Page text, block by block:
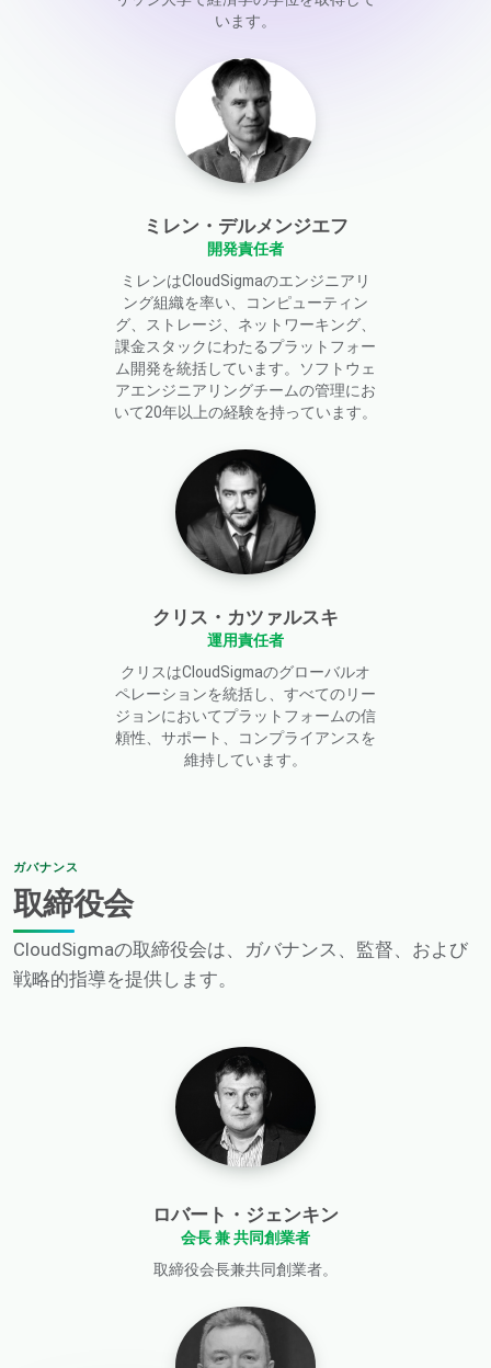
います。
ミレン・デルメンジエフ
開発責任者
ミレンはCloudSigmaのエンジニアリ
ング組織を率い、コンピューティン
グ、ストレージ、ネットワーキング、
課金スタックにわたるプラットフォー
ム開発を統括しています。ソフトウェ
アエンジニアリングチームの管理にお
いて20年以上の経験を持っています。
クリス・カツァルスキ
運用責任者
クリスはCloudSigmaのグローバルオ
ペレーションを統括し、すべてのリー
ジョンにおいてプラットフォームの信
頼性、サポート、コンプライアンスを
維持しています。
ガバナンス
取締役会
CloudSigmaの取締役会は、ガバナンス、監督、および
戦略的指導を提供します。
ロバート・ジェンキン
会長 兼 共同創業者
取締役会長兼共同創業者。